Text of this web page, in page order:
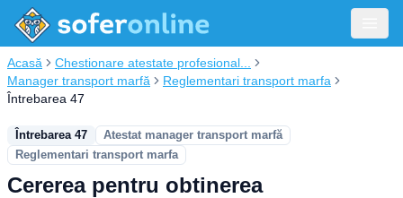
Acasă
Chestionare atestate profesional...
Manager transport marfă
Reglementari transport marfa
Întrebarea 47
Întrebarea 47
Atestat manager transport marfă
Reglementari transport marfa
Cererea pentru obtinerea